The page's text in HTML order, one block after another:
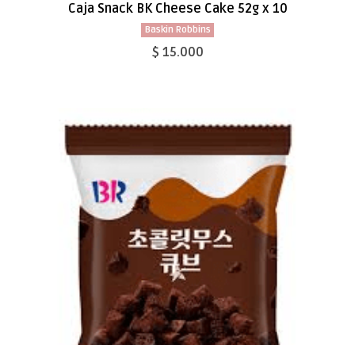
Caja Snack BK Cheese Cake 52g x 10
Baskin Robbins
$ 15.000